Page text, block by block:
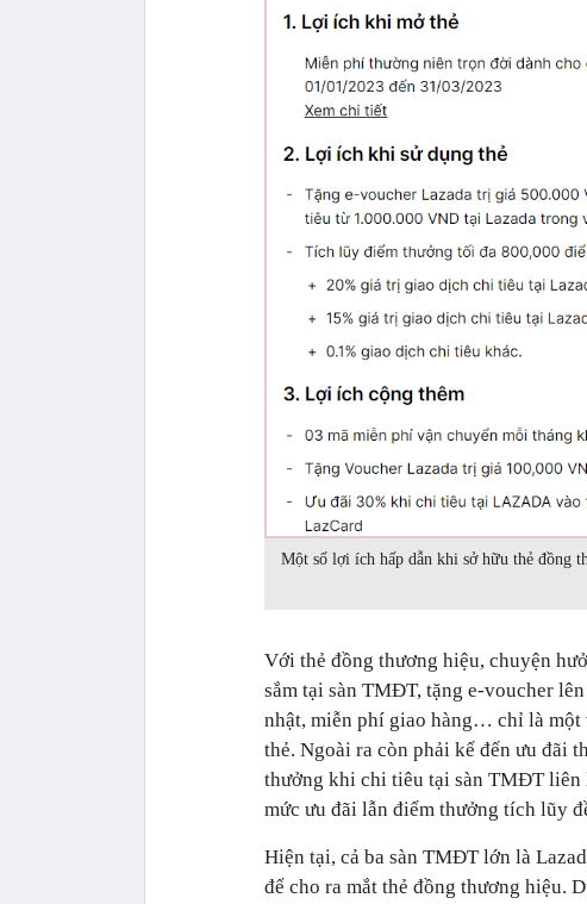
Một số lợi ích hấp dẫn khi sở hữu thẻ đồng
Với thẻ đồng thương hiệu, chuyện
sắm tại sàn TMĐT, tặng e-voucher
nhật, miễn phí giao hàng… chỉ là một
thẻ. Ngoài ra còn phải kể đến ưu đãi
thưởng khi chi tiêu tại sàn TMĐT liên
mức ưu đãi lẫn điểm thưởng tích lũy
Hiện tại, cả ba sàn TMĐT lớn là
để cho ra mắt thẻ đồng thương hiệu.